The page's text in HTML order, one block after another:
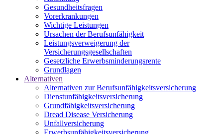
Gesundheitsfragen
Vorerkrankungen
Wichtige Leistungen
Ursachen der Berufsunfähigkeit
Leistungsverweigerung der
Versicherungsgesellschaften
Gesetzliche Erwerbsminderungsrente
Grundlagen
Alternativen
Alternativen zur Berufsunfähigkeitsversicherung
Dienstunfähigkeitsversicherung
Grundfähigkeitsversicherung
Dread Disease Versicherung
Unfallversicherung
Erwerbsunfähigkeitsversicherung